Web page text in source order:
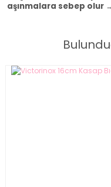
aşınmalara sebep olur